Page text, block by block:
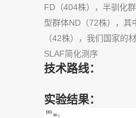
FD（404株），半驯化
型群体ND（72株），其
（42株），我们国家的
SLAF简化测序
技术路线：
实验结果：